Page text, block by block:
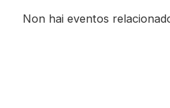
Non hai eventos